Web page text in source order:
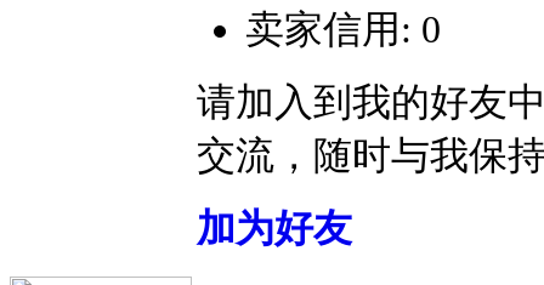
卖家信用: 0
请加入到我的好友
交流，随时与我保
加为好友